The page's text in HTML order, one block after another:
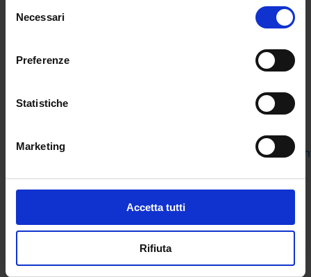
delNecessari
Preferenze
Statistiche
Marketing
Accetta tutti
Rifiuta
DPR 19/2016 e DM 259/2017) sia i 24 CFU già
Le Graduatorie provinciali per le supplenze
giugno dopo aver scorso le GaE. Avranno
https://graduatorie.static.istruzione.it/
Dott.ssa Gaia Lupattelli
←POST PRECEDENTE POST SUCCESSIVO→